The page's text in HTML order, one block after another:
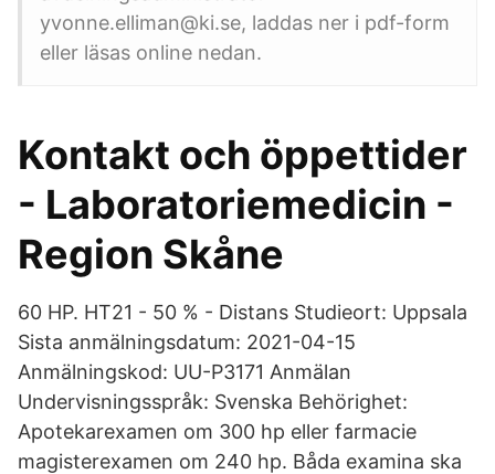
yvonne.elliman@ki.se, laddas ner i pdf-form
eller läsas online nedan.
Kontakt och öppettider
- Laboratoriemedicin -
Region Skåne
60 HP. HT21 - 50 % - Distans Studieort: Uppsala
Sista anmälningsdatum: 2021-04-15
Anmälningskod: UU-P3171 Anmälan
Undervisningsspråk: Svenska Behörighet:
Apotekarexamen om 300 hp eller farmacie
magisterexamen om 240 hp. Båda examina ska